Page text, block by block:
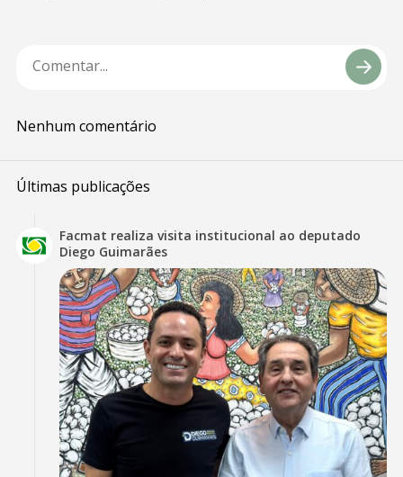
Nenhum comentário
Últimas publicações
Facmat realiza visita institucional ao deputado
Diego Guimarães